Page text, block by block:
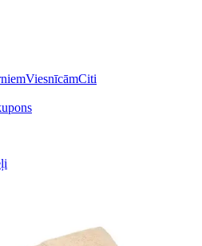
ViesnīcāmCiti